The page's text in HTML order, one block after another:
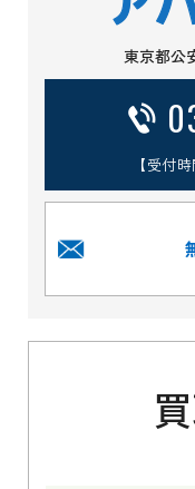
東京都公
【受付